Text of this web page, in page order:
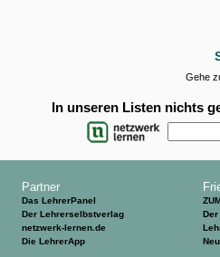
Gehe
In unseren Listen nichts
Partner
Das LehrerPanel
Der Lehrerselbstverlag
netzwerk-lernen.de
Die LehrerApp